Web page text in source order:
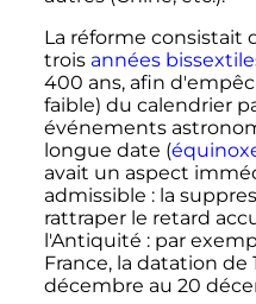
La réforme consistait
trois années
400 ans, afin
faible) du calendrier
événements
longue date (
avait un aspect
admissible : la
rattraper le retard
l'Antiquité : par
France, la datation de
décembre au 20